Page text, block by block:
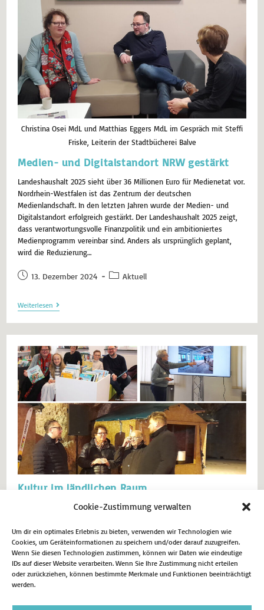
Cookie-Zustimmung verwalten
Um dir ein optimales Erlebnis zu bieten, verwenden wir Technologien wie
Cookies, um Geräteinformationen zu speichern und/oder darauf zuzugreifen.
Wenn Sie diesen Technologien zustimmen, können wir Daten wie eindeutige
IDs auf dieser Website verarbeiten. Wenn Sie Ihre Zustimmung nicht erteilen
oder zurückziehen, können bestimmte Merkmale und Funktionen beeinträchtigt
werden.
Christina Osei MdL und Matthias Eggers MdL im Gespräch mit Steffi
Friske, Leiterin der Stadtbücherei Balve
Medien- und Digitalstandort NRW gestärkt
Landeshaushalt 2025 sieht über 36 Millionen Euro für Medienetat vor.
Nordrhein-Westfalen ist das Zentrum der deutschen
Medienlandschaft. In den letzten Jahren wurde der Medien- und
Digitalstandort erfolgreich gestärkt. Der Landeshaushalt 2025 zeigt,
dass verantwortungsvolle Finanzpolitik und ein ambitioniertes
Medienprogramm vereinbar sind. Anders als ursprünglich geplant,
wird die Reduzierung…
13. Dezember 2024 Aktuell
Weiterlesen
Kultur im ländlichen Raum
Landtagsausschussvorsitzende für Kultur und Medien Christina Osei
durfte ich gemeinsam mit dem Landtagsausschuss für Kultur und
Medien die beeindruckende Deichman-Bibliothek in Oslo besuchen –
eine der modernsten Bibliotheken der Welt! Bibliotheken sind für
uns unverzichtbare Bildungseinrichtungen und wichtige…
21. November 2024